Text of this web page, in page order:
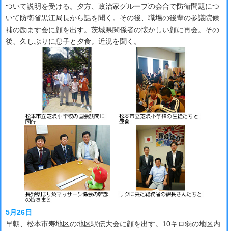
ついて説明を受ける。夕方、政治家グループの会合で防衛問題につ
いて防衛省黒江局長から話を聞く。その後、職場の後輩の参議院候
補の励ます会に顔を出す。茨城県関係者の懐かしい顔に再会。その
後、久しぶりに息子と夕食。近況を聞く。
5月26日
早朝、松本市寿地区の地区駅伝大会に顔を出す。10キロ弱の地区内